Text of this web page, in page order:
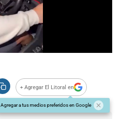
+ Agregar El Litoral en
Agregar a tus medios preferidos en Google